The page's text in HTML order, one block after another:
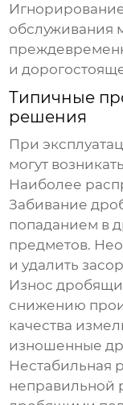
обслуживания
и
Типичные
решения
При
могут
Наиболее
Забивание
попаданием в
предметов.
и удалить
Износ
снижению
качества
изношенные
Нестабильная
неправильной